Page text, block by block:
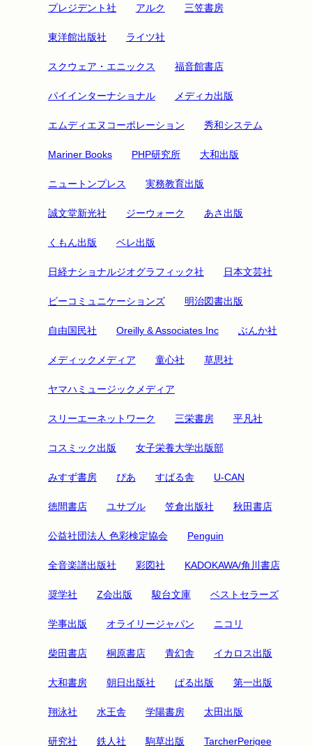
プレジデント社 アルク 三笠書房
東洋館出版社 ライツ社
スクウェア・エニックス 福音館書店
パイインターナショナル メディカ出版
エムディエヌコーポレーション 秀和システム
Mariner Books PHP研究所 大和出版
ニュートンプレス 実務教育出版
誠文堂新光社 ジーウォーク あさ出版
くもん出版 ベレ出版
日経ナショナルジオグラフィック社 日本文芸社
ビーコミュニケーションズ 明治図書出版
自由国民社 Oreilly & Associates Inc ぶんか社
メディックメディア 童心社 草思社
ヤマハミュージックメディア
スリーエーネットワーク 三栄書房 平凡社
コスミック出版 女子栄養大学出版部
みすず書房 ぴあ すばる舎 U-CAN
徳間書店 ユサブル 笠倉出版社 秋田書店
公益社団法人 色彩検定協会 Penguin
全音楽譜出版社 彩図社 KADOKAWA/角川書店
奨学社 Z会出版 駿台文庫 ベストセラーズ
学事出版 オライリージャパン ニコリ
柴田書店 桐原書店 青幻舎 イカロス出版
大和書房 朝日出版社 ぱる出版 第一出版
翔泳社 水王舎 学陽書房 太田出版
研究社 鉄人社 駒草出版 TarcherPerigee